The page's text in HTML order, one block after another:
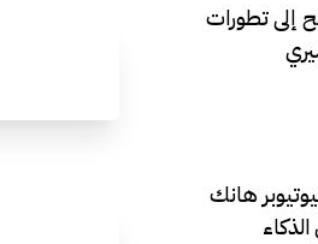
إلى تطورات
هانك